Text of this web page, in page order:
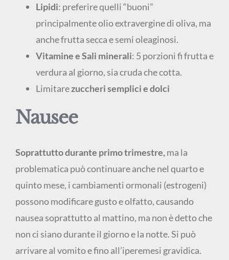
Lipidi: preferire quelli “buoni”
principalmente olio extravergine di oliva, ma
anche frutta secca e semi oleaginosi.
Vitamine e Sali minerali: 5 porzioni fi frutta e
verdura al giorno, sia cruda che cotta.
Limitarezuccheri semplici e dolci
Nausee
Soprattutto durante primo trimestre, ma la
problematica può continuare anche nel quarto e
quinto mese, i cambiamenti ormonali (estrogeni)
possono modificare gusto e olfatto, causando
nausea soprattutto al mattino, ma non è detto che
non ci siano durante il giorno e la notte. Si può
arrivare al vomito e fino all’iperemesi gravidica.